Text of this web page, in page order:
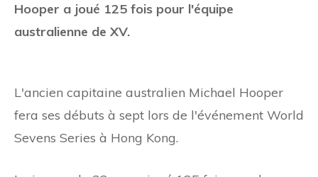
Hooper a joué 125 fois pour l'équipe
australienne de XV.
L'ancien capitaine australien Michael Hooper
fera ses débuts à sept lors de l'événement World
Sevens Series à Hong Kong.